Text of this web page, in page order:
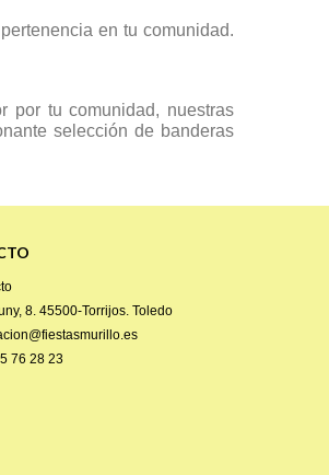
en tu comunidad.
por tu comunidad, nuestras
selección de banderas
8. 45500-Torrijos. Toledo
76 28 23